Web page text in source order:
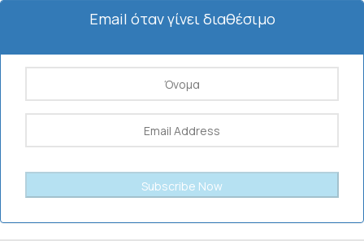
Email όταν γίνει διαθέσιμο